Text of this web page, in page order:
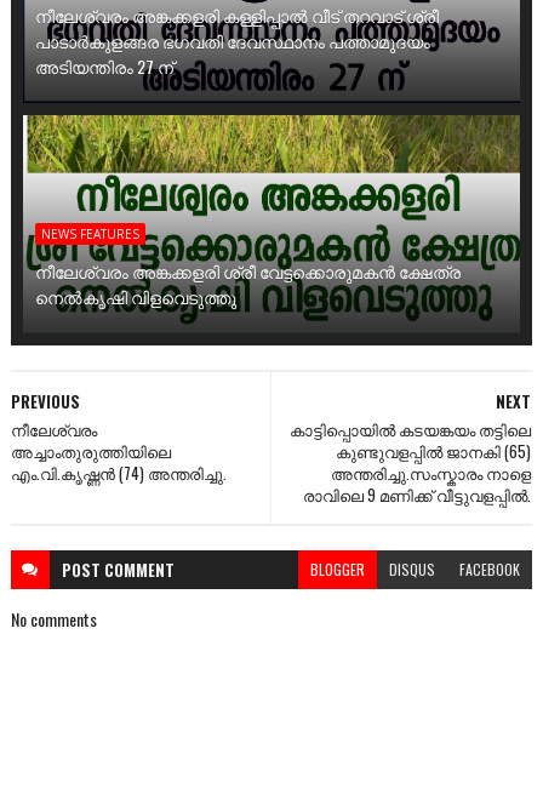
നീലേശ്വരം അങ്കക്കളരി കള്ളിപ്പാൽ വീട് തറവാട് ശ്രീ
പാടാർകുളങ്ങര ഭഗവതി ദേവസ്ഥാനം പത്താമുദയം
അടിയന്തിരം 27 ന്
NEWS FEATURES
നീലേശ്വരം അങ്കക്കളരി ശ്രീ വേട്ടക്കൊരുമകൻ ക്ഷേത്ര
നെൽകൃഷി വിളവെടുത്തു
NEXT
കാട്ടിപ്പൊയിൽ കടയങ്കയം തട്ടിലെ
കുണ്ടുവളപ്പിൽ ജാനകി (65)
അന്തരിച്ചു.സംസ്കാരം നാളെ
രാവിലെ 9 മണിക്ക് വീട്ടുവളപ്പിൽ.
PREVIOUS
നീലേശ്വരം
അച്ചാംതുരുത്തിയിലെ
എം.വി.കൃഷ്ണൻ (74) അന്തരിച്ചു.
POST COMMENT BLOGGER DISQUS FACEBOOK
No comments